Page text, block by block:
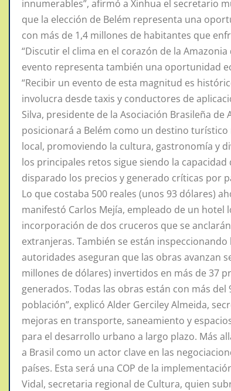
innumerables”, afirmó a Xinhua el secretario
que la elección de Belém representa una
con más de 1,4 millones de habitantes que
“Discutir el clima en el corazón de la
evento representa también una oportunidad
“Recibir un evento de esta magnitud es
involucra desde taxis y conductores de
Silva, presidente de la Asociación Brasileña de
posicionará a Belém como un destino
local, promoviendo la cultura, gastronomía y
los principales retos sigue siendo la
disparado los precios y generado críticas por
Lo que costaba 500 reales (unos 93 dólares)
manifestó Carlos Mejía, empleado de un
incorporación de dos cruceros que se
extranjeras. También se están
autoridades aseguran que las obras avanzan
millones de dólares) invertidos en más de 37
generados. Todas las obras están con más
población”, explicó Alder Gerciley Almeida,
mejoras en transporte, saneamiento y
para el desarrollo urbano a largo plazo. Más
a Brasil como un actor clave en las
países. Esta será una COP de la
Vidal, secretaria regional de Cultura, quien